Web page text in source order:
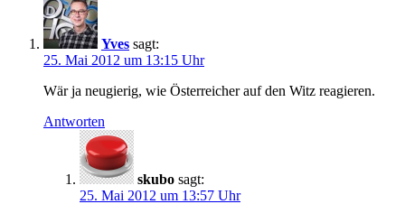
Yves sagt:
25. Mai 2012 um 13:15 Uhr
Wär ja neugierig, wie Österreicher auf den Witz reagieren.
Antworten
skubo sagt:
25. Mai 2012 um 13:57 Uhr